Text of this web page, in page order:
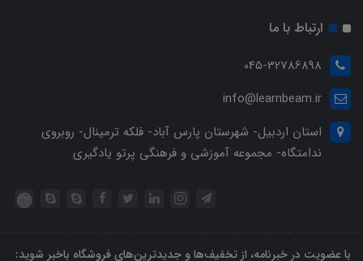
ارتباط با ما
045-32786898
info@learnbeam.ir
استان اردبیل- شهرستان پارس آباد- فلکه ترمینال- روبروی
ندامتگاه- مجموعه آموزشی و فرهنگی پرتو یادگیری
با عضویت در خبرنامه، از تخفیف‌ها و جدیدترین‌های فروشگاه باخبر شوید: